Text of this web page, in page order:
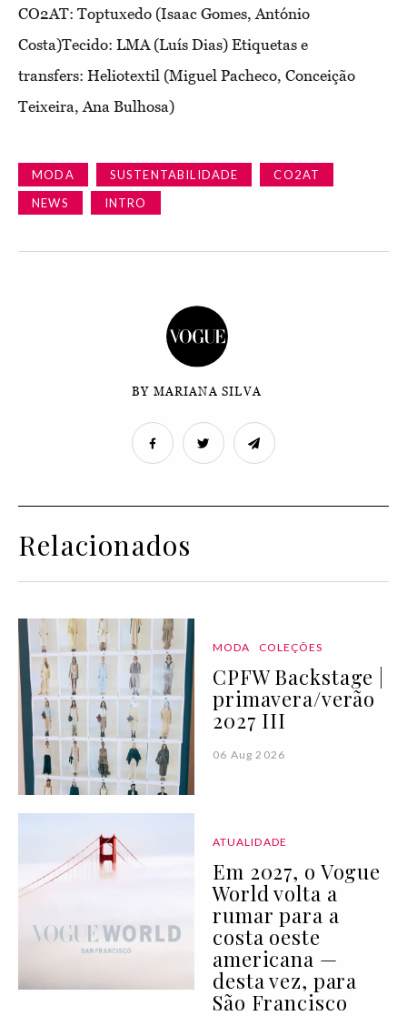
CO2AT: Toptuxedo (Isaac Gomes, António
Costa)Tecido: LMA (Luís Dias) Etiquetas e
transfers: Heliotextil (Miguel Pacheco, Conceição
Teixeira, Ana Bulhosa)
MODA SUSTENTABILIDADE
CO2AT
NEWS
INTRO
BY MARIANA SILVA
Relacionados
MODA COLEÇÕES
CPFW Backstage |
primavera/verão
2027 III
06 Aug 2026
ATUALIDADE
Em 2027, o Vogue
World volta a
rumar para a
costa oeste
americana —
desta vez, para
São Francisco